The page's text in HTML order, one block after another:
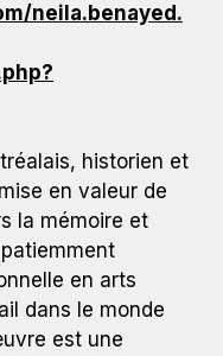
neila.benayed.
historien et
en valeur de
la mémoire et
en arts
dans le monde
est une